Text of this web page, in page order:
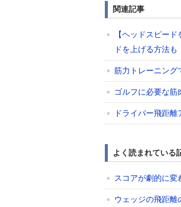
関連記事
【ヘッドスピー
ドを上げる方法も
筋力トレーニング
ゴルフに必要な筋
ドライバー飛距
よく読まれている
スコアが劇的に変
ウェッジの飛距離